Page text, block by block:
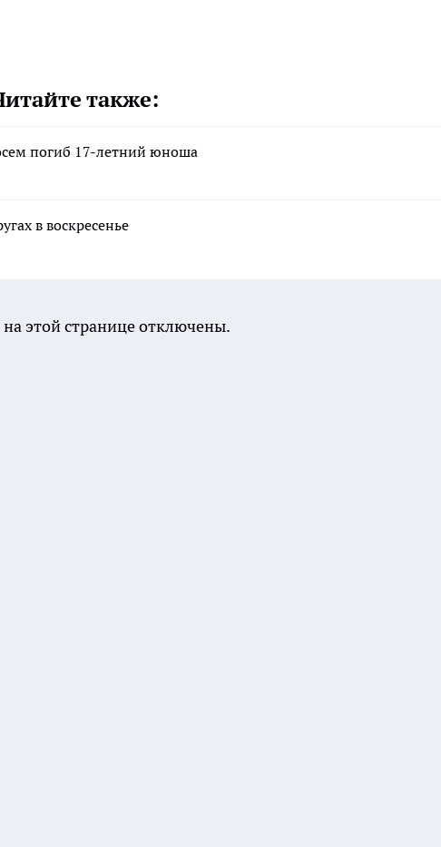
также:
погиб 17-летний юноша
в воскресенье
этой странице отключены.